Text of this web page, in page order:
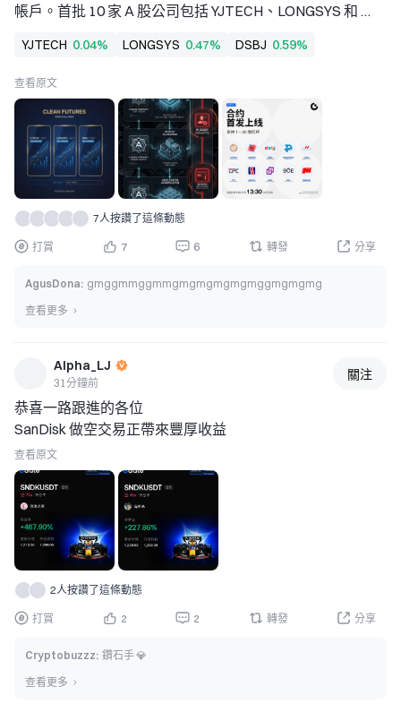
帳戶。首批 10 家 A 股公司包括 YJTECH、LONGSYS 和
易，最高可使用 20 倍槓桿。交易於 8 月 6 日 13:30 UTC+8
開始。
對交易者而言，改變之處在於他們不必經過許多步驟就能交
易這些 A 股股票。過去人們必須建立帳戶、兌換資金並處
理額度問題。現在簡單多了。平台上持有 USDT 的任何人都
可以交易這些 A 股，而不必離開自己的帳戶。
Gate 這麼做的原因，是因為 2026 年市場聚焦於 AI 和電腦
硬體。名單中的一些公司為這個產業製造零件或設備。透過
提供這些合約，Gate 讓交易者有機會參與這項趨勢，而不
必等待通常的股票購買方式。
尤其是在交易人數不多的情況下。合約價格也可能與股票價
格不同，特別是在中國大陸市場休市時。交易者應該注意自
總而言之，Gate 的全新合約股票專區是一項改變。它讓人
們可以使用 USDT 交易 10 檔 A 股股票，而不需要帳戶。
YJTECH、LONGSYS、DSBJ 以及另外 7 家公
YJTECH 0.04% LONGSYS 0.47% DSBJ 0.59%
查看原文
7人按讚了這條動態
打賞 7 6 轉發 分享
AgusDona: gmggmmggmmgmgmgmgmgmggmgmgmg
查看更多
Alpha_LJ
31分鐘前
關注
恭喜一路跟進的各位
SanDisk 做空交易正帶來豐厚收益
查看原文
2人按讚了這條動態
打賞 2 2 轉發 分享
Cryptobuzzz: 鑽石手 💎
查看更多